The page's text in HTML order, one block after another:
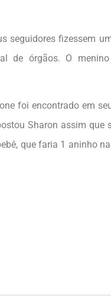
seguidores fizessem
de órgãos. O
foi encontrado em
Sharon assim
que faria 1 aninho